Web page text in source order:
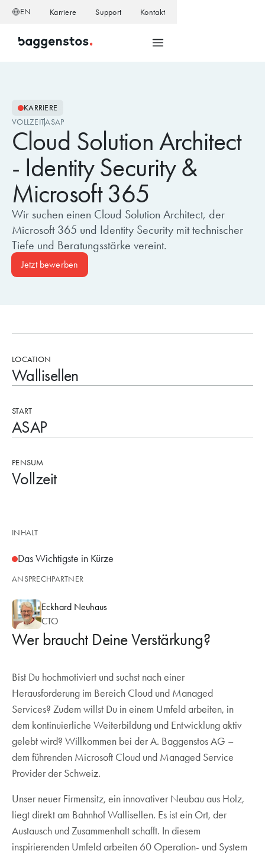
EN Karriere Support Kontakt
KARRIERE
VOLLZEITASAP
Cloud Solution Architect
- Identity Security &
Microsoft 365
Wir suchen einen Cloud Solution Architect, der
Microsoft 365 und Identity Security mit technischer
Tiefe und Beratungsstärke vereint.
Jetzt bewerben
LOCATION
Wallisellen
START
ASAP
PENSUM
Vollzeit
INHALT
Das Wichtigste in Kürze
ANSPRECHPARTNER
Eckhard Neuhaus
CTO
Wer braucht Deine Verstärkung?
Bist Du hochmotiviert und suchst nach einer
Herausforderung im Bereich Cloud und Managed
Services? Zudem willst Du in einem Umfeld arbeiten, in
dem kontinuierliche Weiterbildung und Entwicklung aktiv
gelebt wird? Willkommen bei der A. Baggenstos AG –
dem führenden Microsoft Cloud und Managed Service
Provider der Schweiz.
Unser neuer Firmensitz, ein innovativer Neubau aus Holz,
liegt direkt am Bahnhof Wallisellen. Es ist ein Ort, der
Austausch und Zusammenhalt schafft. In diesem
inspirierenden Umfeld arbeiten 60 Operation- und System